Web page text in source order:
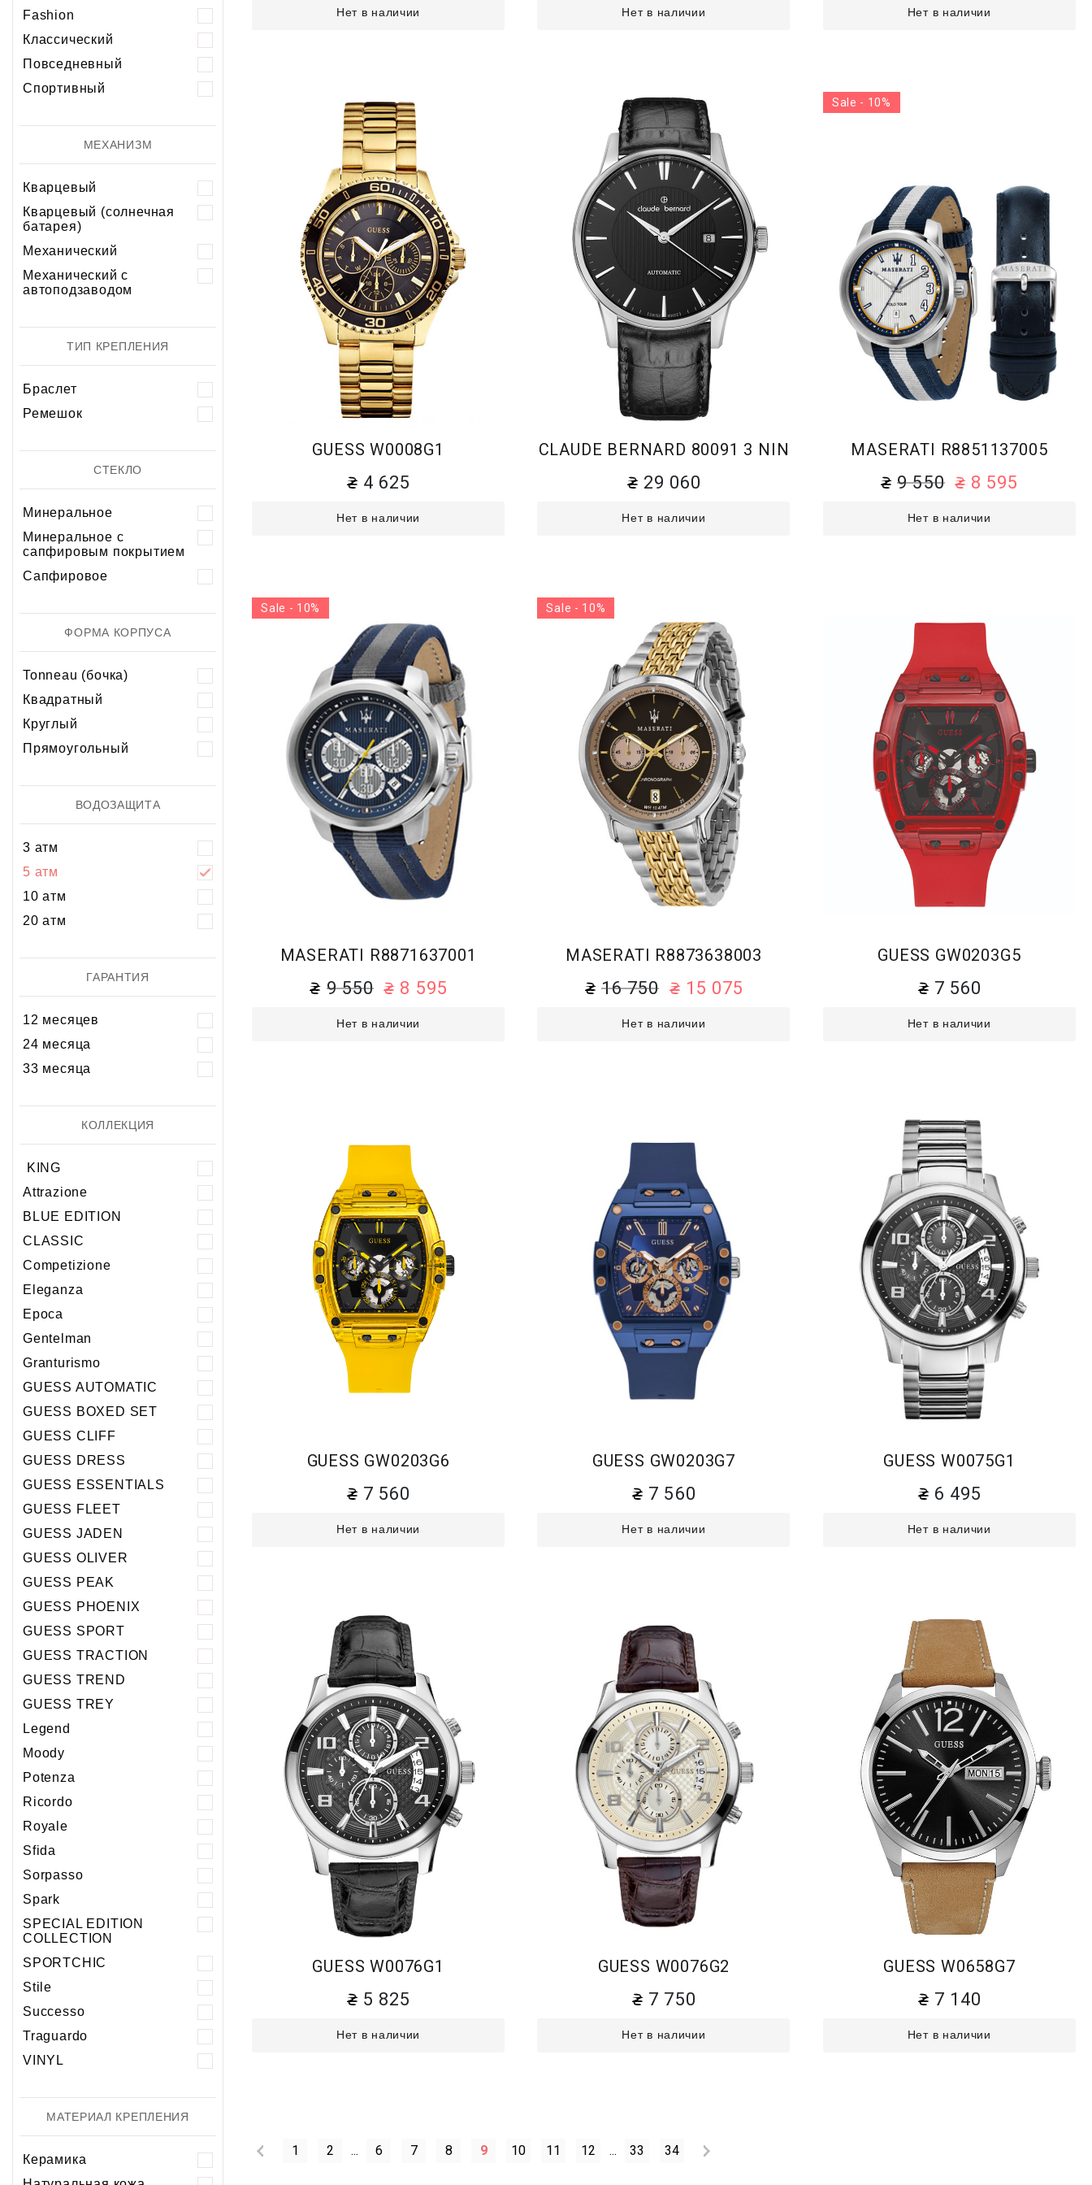
Fashion
Классический
Повседневный
Спортивный
МЕХАНИЗМ
Кварцевый
Кварцевый (солнечная
батарея)
Механический
Механический с
автоподзаводом
ТИП КРЕПЛЕНИЯ
Браслет
Ремешок
СТЕКЛО
Минеральное
Минеральное с
сапфировым покрытием
Сапфировое
ФОРМА КОРПУСА
Tonneau (бочка)
Квадратный
Круглый
Прямоугольный
ВОДОЗАЩИТА
3 атм
5 атм
10 атм
20 атм
ГАРАНТИЯ
12 месяцев
24 месяца
33 месяца
КОЛЛЕКЦИЯ
KING
Attrazione
BLUE EDITION
CLASSIC
Competizione
Eleganza
Epoca
Gentelman
Granturismo
GUESS AUTOMATIC
GUESS BOXED SET
GUESS CLIFF
GUESS DRESS
GUESS ESSENTIALS
GUESS FLEET
GUESS JADEN
GUESS OLIVER
GUESS PEAK
GUESS PHOENIХ
GUESS SPORT
GUESS TRACTION
GUESS TREND
GUESS TREY
Legend
Moody
Potenza
Ricordo
Royale
Sfida
Sorpasso
Spark
SPECIAL EDITION
COLLECTION
SPORTCHIC
Stile
Successo
Traguardo
VINYL
МАТЕРИАЛ КРЕПЛЕНИЯ
Керамика
Нет в наличии Нет в наличии Нет в наличии
GUESS W0008G1
4 625
Нет в наличии
CLAUDE BERNARD 80091 3 NIN
29 060
Нет в наличии
MASERATI R8851137005
9 550 8 595
Нет в наличии
Sale - 10%
MASERATI R8871637001
9 550 8 595
Нет в наличии
Sale - 10%
MASERATI R8873638003
16 750 15 075
Нет в наличии
Sale - 10%
GUESS GW0203G5
7 560
Нет в наличии
GUESS GW0203G6
7 560
Нет в наличии
GUESS GW0203G7
7 560
Нет в наличии
GUESS W0075G1
6 495
Нет в наличии
GUESS W0076G1
5 825
Нет в наличии
GUESS W0076G2
7 750
Нет в наличии
GUESS W0658G7
7 140
Нет в наличии
1 2 ... 6 7 8 9 10 11 12 ... 33 34